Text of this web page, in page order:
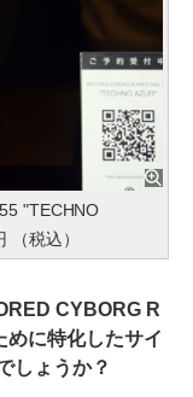
"TECHNO
税込）
CYBORG R
に特化したサイ
しょうか？